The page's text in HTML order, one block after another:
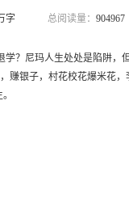
字 总阅读量： 904967
学？尼玛人生处处是陷阱，
，赚银子，村花校花爆米花